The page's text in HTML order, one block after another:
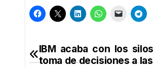
Navegación
IBM acaba con los
toma de decisiones a